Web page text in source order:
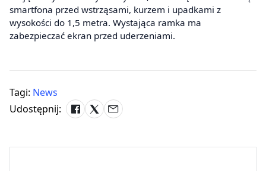
smartfona przed wstrząsami, kurzem i upadkami z
wysokości do 1,5 metra. Wystająca ramka ma
zabezpieczać ekran przed uderzeniami.
Tagi: News
Udostępnij: